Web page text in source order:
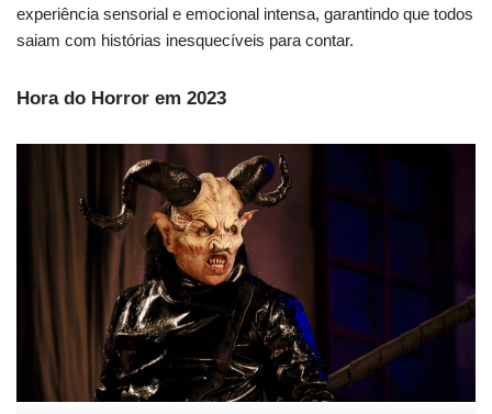
experiência sensorial e emocional intensa, garantindo que todos
saiam com histórias inesquecíveis para contar.
Hora do Horror em 2023